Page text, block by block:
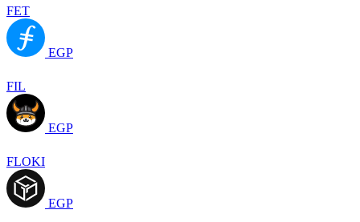
FET
EGP
FIL
EGP
FLOKI
EGP